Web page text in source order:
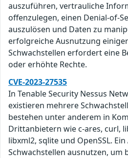
auszuführen, vertrauliche
offenzulegen, einen Denial-of-
auszulösen und Daten zu
erfolgreiche Ausnutzung
Schwachstellen erfordert eine
oder erhöhte Rechte.
CVE-2023-27535
In Tenable Security Nessus
existieren mehrere
bestehen unter anderem in
Drittanbietern wie c-ares, curl,
libxml2, sqlite und OpenSSL.
Schwachstellen ausnutzen, um